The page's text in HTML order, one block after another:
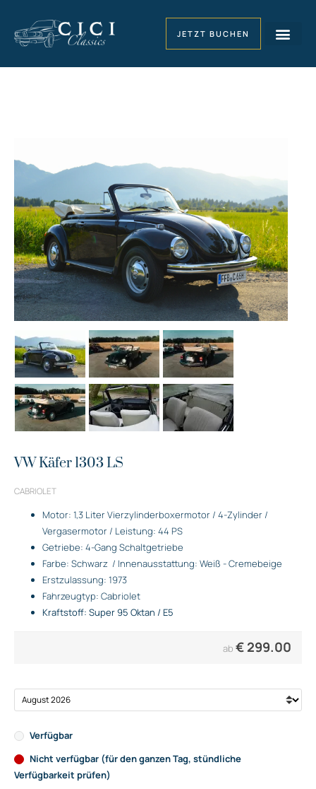
JETZT BUCHEN
VW Käfer 1303 LS
CABRIOLET
Motor: 1,3 Liter Vierzylinderboxermotor / 4-Zylinder /
Vergasermotor / Leistung: 44 PS
Getriebe: 4-Gang Schaltgetriebe
Farbe: Schwarz / Innenausstattung: Weiß - Cremebeige
Erstzulassung: 1973
Fahrzeugtyp: Cabriolet
Kraftstoff: Super 95 Oktan / E5
ab € 299.00
Verfügbar
Nicht verfügbar (für den ganzen Tag, stündliche
Verfügbarkeit prüfen)